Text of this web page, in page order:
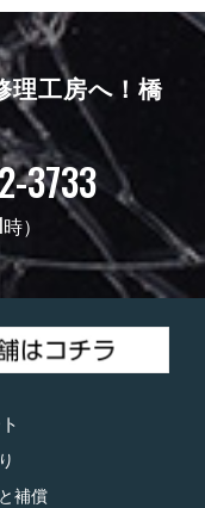
工房へ！ 橋
3733
）
補償